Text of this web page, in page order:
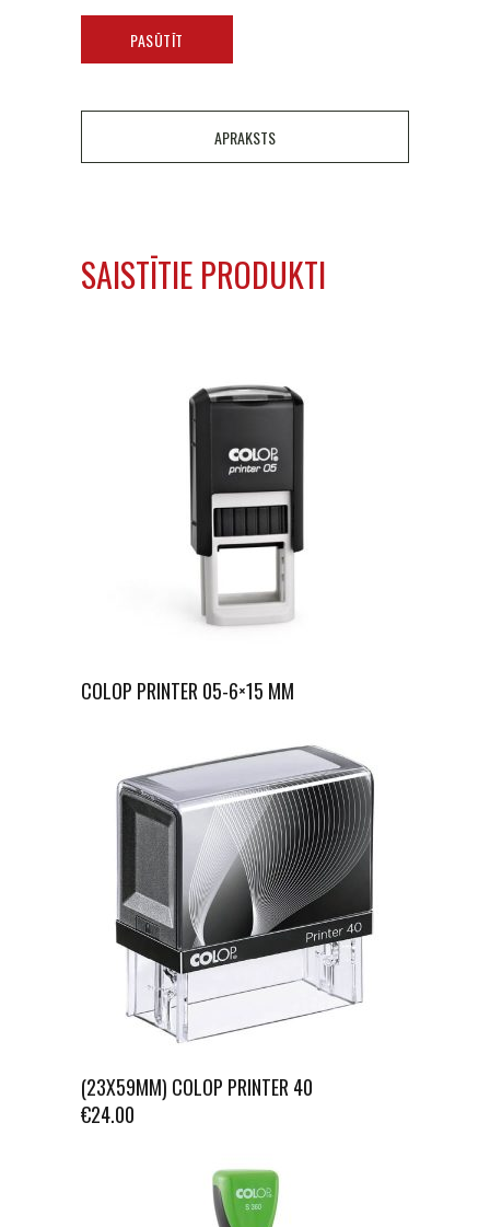
PASŪTĪT
APRAKSTS
SAISTĪTIE PRODUKTI
COLOP PRINTER 05-6×15 MM
(23X59MM) COLOP PRINTER 40
€24.00